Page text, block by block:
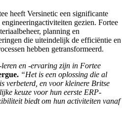
heeft Versinetic een significante
gezien. Fortee
planning en
die uiteindelijk de efficiëntie en
hebben getransformeerd.
en -ervaring zijn in Fortee
“Het is een oplossing die al
verbeterd, en voor kleinere Britse
keuze voor hun eerste ERP-
biedt om hun activiteiten vanaf